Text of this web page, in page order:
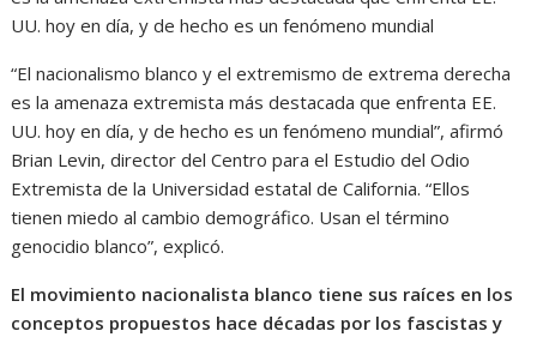
UU. hoy en día, y de hecho es un fenómeno mundial
“El nacionalismo blanco y el extremismo de extrema derecha
es la amenaza extremista más destacada que enfrenta EE.
UU. hoy en día, y de hecho es un fenómeno mundial”, afirmó
Brian Levin, director del Centro para el Estudio del Odio
Extremista de la Universidad estatal de California. “Ellos
tienen miedo al cambio demográfico. Usan el término
genocidio blanco”, explicó.
El movimiento nacionalista blanco tiene sus raíces en los
conceptos propuestos hace décadas por los fascistas y